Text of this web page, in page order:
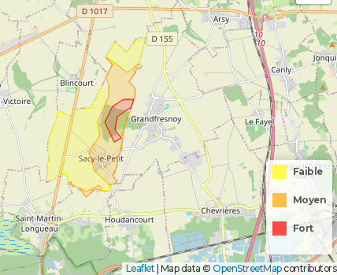
Faible
Moyen
Fort
Leaflet | Map data © OpenStreetMapcontributors